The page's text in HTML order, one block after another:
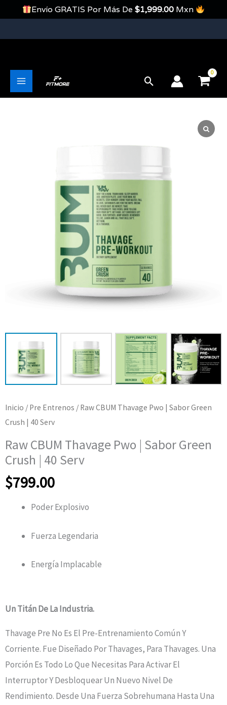
Contenido
Main
Buscar
Inicio / Pre Entrenos / Raw CBUM Thavage Pwo | Sabor Green
Crush | 40 Serv
Raw CBUM Thavage Pwo | Sabor Green
Crush | 40 Serv
$799.00
Poder Explosivo
Fuerza Legendaria
Energía Implacable
Un Titán De La Industria.
Thavage Pre No Es El Pre-Entrenamiento Común Y
Corriente. Fue Diseñado Por Thavages, Para Thavages. Una
Porción Es Todo Lo Que Necesitas Para Activar El
Interruptor Y Desbloquear Un Nuevo Nivel De
Rendimiento. Desde Una Fuerza Sobrehumana Hasta Una
Envío GRATIS Por Más De $1,999.00 Mxn